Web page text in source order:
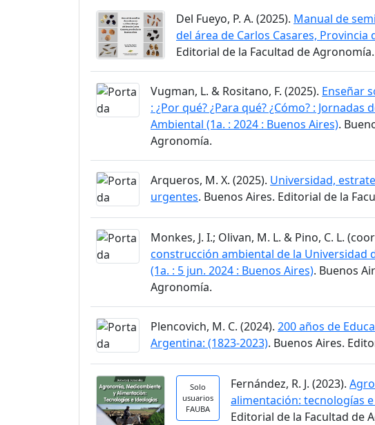
Del Fueyo, P. A. (2025). Manual de
del área de Carlos Casares, Provincia
Editorial de la Facultad de Agronomía.
Vugman, L. & Rositano, F. (2025). Enseñar
: ¿Por qué? ¿Para qué? ¿Cómo? :
Ambiental (1a. : 2024 : Buenos Aires).
Agronomía.
Arqueros, M. X. (2025). Universidad,
urgentes. Buenos Aires. Editorial de la
Monkes, J. I.; Olivan, M. L. & Pino, C. L.
construcción ambiental de la Universidad
(1a. : 5 jun. 2024 : Buenos Aires). Buenos
Agronomía.
Plencovich, M. C. (2024). 200 años de
Argentina: (1823-2023). Buenos Aires.
Solo
usuarios
FAUBA
Fernández, R. J. (2023).
alimentación: tecnologías
Editorial de la Facultad de